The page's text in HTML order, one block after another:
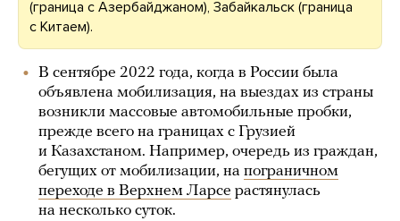
(граница с Азербайджаном), Забайкальск (граница
с Китаем).
В сентябре 2022 года, когда в России была
объявлена мобилизация, на выездах из страны
возникли массовые автомобильные пробки,
прежде всего на границах с Грузией
и Казахстаном. Например, очередь из граждан,
бегущих от мобилизации, на пограничном
переходе в Верхнем Ларсе растянулась
на несколько суток.